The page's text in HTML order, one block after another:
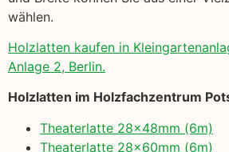
wählen.
Holzlatten kaufen in
Anlage 2, Berlin.
Holzlatten im Holzfachzentrum
Theaterlatte 28x48mm (6m)
Theaterlatte 28x60mm (6m)